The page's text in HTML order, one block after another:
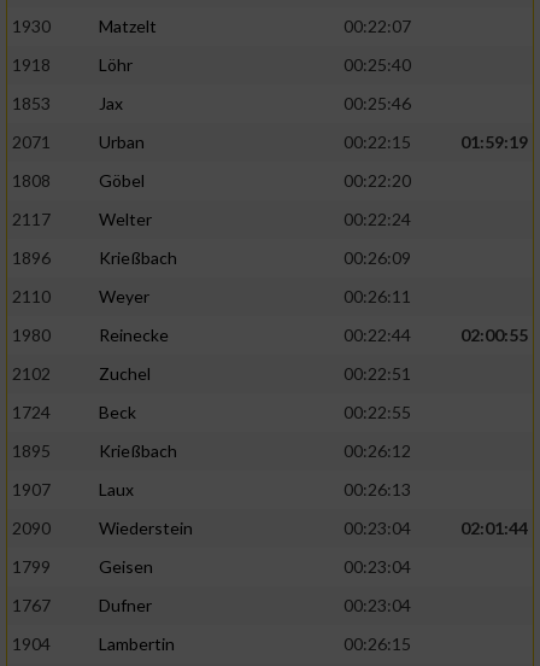
1930
Matzelt
00:22:07
1918
Löhr
00:25:40
1853
Jax
00:25:46
2071
Urban 00:22:15
01:59:19
1808
Göbel
00:22:20
2117
Welter
00:22:24
1896
Krießbach
00:26:09
2110
Weyer
00:26:11
1980
Reinecke 00:22:44
02:00:55
2102
Zuchel
00:22:51
1724
Beck
00:22:55
1895
Krießbach
00:26:12
1907
Laux
00:26:13
2090
Wiederstein 00:23:04
02:01:44
1799
Geisen
00:23:04
1767
Dufner
00:23:04
1904
Lambertin
00:26:15